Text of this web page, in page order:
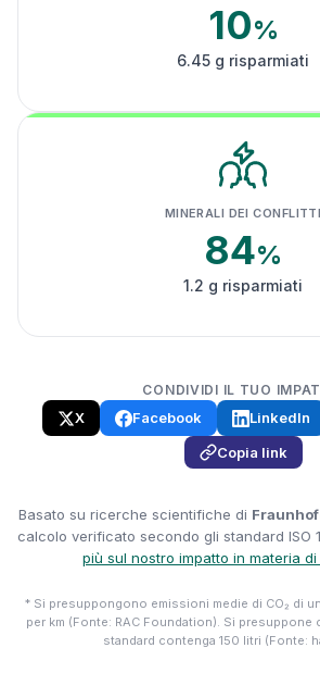
10%
6.45 g risparmiati
MINERALI DEI CONFLITTI
84%
1.2 g risparmiati
CONDIVIDI IL TUO
X Facebook LinkedIn
Copia link
Basato su ricerche scientifiche di
calcolo verificato secondo gli standard ISO
più sul nostro impatto in materia
* Si presuppongono emissioni medie di CO₂ di
per km (Fonte: RAC Foundation). Si presuppone
standard contenga 150 litri (Fonte: